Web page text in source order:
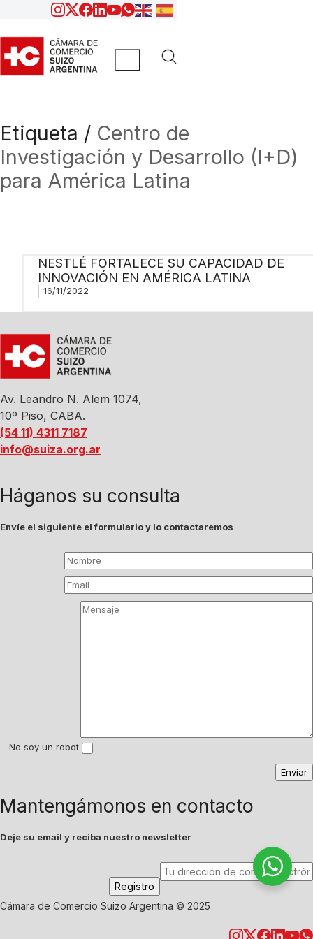
Etiqueta / Centro de
Investigación y Desarrollo (I+D)
para América Latina
NESTLÉ FORTALECE SU CAPACIDAD DE
INNOVACIÓN EN AMÉRICA LATINA
16/11/2022
Av. Leandro N. Alem 1074,
10º Piso, CABA.
(54 11) 4311 7187
info@suiza.org.ar
Háganos su consulta
Envíe el siguiente el formulario y lo contactaremos
No soy un robot
Mantengámonos en contacto
Deje su email y reciba nuestro newsletter
Cámara de Comercio Suizo Argentina © 2025